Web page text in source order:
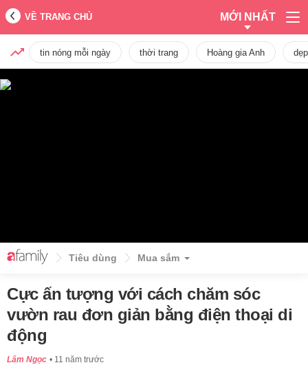
VỀ TRANG CHỦ MỚI NHẤT
tin nóng mỗi ngày thời trang Hoàng gia Anh dẹp
Tiêu dùng Mua sắm
Cực ấn tượng với cách chăm sóc
vườn rau đơn giản bằng điện thoại di
động
Lâm Ngọc 11 năm trước